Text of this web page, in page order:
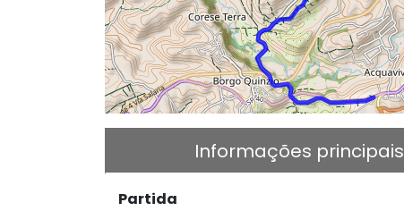
Informações principais
Partida